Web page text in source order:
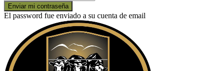
El password fue enviado a su cuenta de email